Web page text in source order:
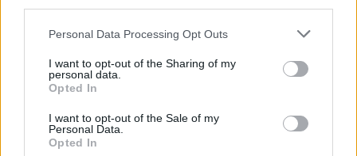
Personal Data Processing Opt Outs
I want to opt-out of the Sharing of my
personal data.
Opted In
I want to opt-out of the Sale of my
Personal Data.
Opted In
User
100mal am Tag baden ,die können in ruhe farmen!!zu
deiner frage ich hab für alle 6teile mit bieten etwa 450k dias
gebraucht ,die letzten 2die das set bekamen ,bekamen die